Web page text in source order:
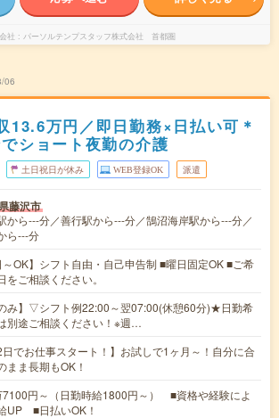
社 パーソルテンプスタッフ株式会社 首都圏
06
13.6万円／即日勤務×日払い可＊
ショート夜勤の介護
土日祝日が休み WEB登録OK 派遣
藤沢市
から---分／善行駅から---分／鵠沼海岸駅から---分／
ら---分
～OK】シフト自由・自己申告制 ■曜日固定OK ■ご希
をご相談ください。
のみ】▽シフト例22:00～翌07:00(休憩60分)★日勤希
別途ご相談ください！※週…
日でお仕事スタート！】お試しで1ヶ月～！自分に合
まま長期もOK！
7100円～（日勤時給1800円～） ■資格や経験によ
UP ■日払いOK！